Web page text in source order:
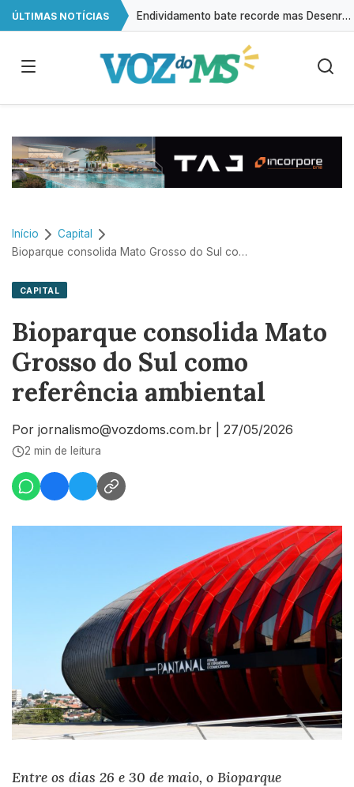
ÚLTIMAS NOTÍCIAS Endividamento bate recorde mas Desenrola 2.0 abre espaço para reorganização financeira
Início
Capital
Bioparque consolida Mato Grosso do Sul como referência ambiental
CAPITAL
Bioparque consolida Mato
Grosso do Sul como
referência ambiental
Por jornalismo@vozdoms.com.br 27/05/2026
2 min de leitura
Entre os dias 26 e 30 de maio, o Bioparque